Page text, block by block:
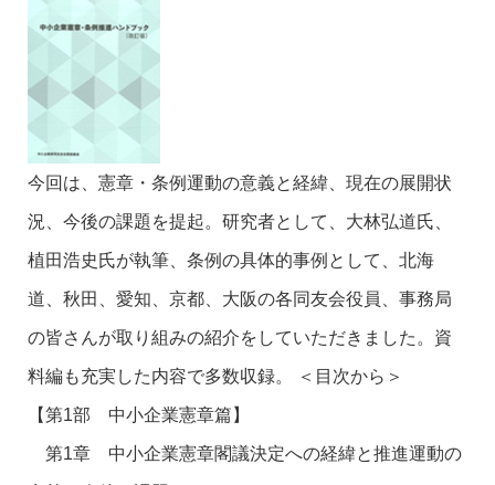
今回は、憲章・条例運動の意義と経緯、現在の展開状
況、今後の課題を提起。研究者として、大林弘道氏、
植田浩史氏が執筆、条例の具体的事例として、北海
道、秋田、愛知、京都、大阪の各同友会役員、事務局
の皆さんが取り組みの紹介をしていただきました。資
料編も充実した内容で多数収録。 ＜目次から＞
【第1部 中小企業憲章篇】
第1章 中小企業憲章閣議決定への経緯と推進運動の